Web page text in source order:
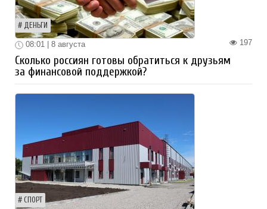
ДЕНЬГИ
197
08:01 | 8 августа
Сколько россиян готовы обратиться к друзьям
за финансовой поддержкой?
СПОРТ